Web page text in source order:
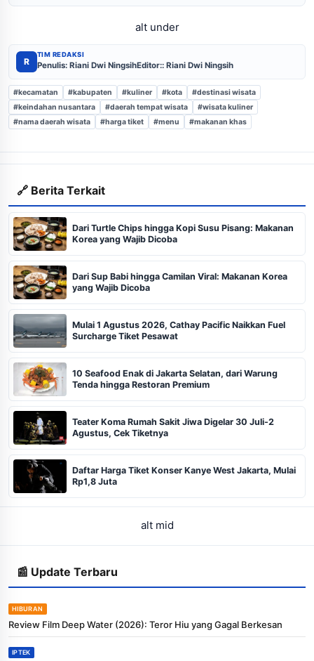
alt under
R
TIM REDAKSI
Penulis: Riani Dwi NingsihEditor:: Riani Dwi Ningsih
#kecamatan #kabupaten #kuliner #kota
#destinasi wisata
#keindahan nusantara
#daerah tempat wisata
#wisata kuliner
#nama daerah wisata
#harga tiket #menu #makanan khas
🔗 Berita Terkait
Dari Turtle Chips hingga Kopi Susu Pisang: Makanan
Korea yang Wajib Dicoba
Dari Sup Babi hingga Camilan Viral: Makanan Korea
yang Wajib Dicoba
Mulai 1 Agustus 2026, Cathay Pacific Naikkan Fuel
Surcharge Tiket Pesawat
10 Seafood Enak di Jakarta Selatan, dari Warung
Tenda hingga Restoran Premium
Teater Koma Rumah Sakit Jiwa Digelar 30 Juli-2
Agustus, Cek Tiketnya
Daftar Harga Tiket Konser Kanye West Jakarta, Mulai
Rp1,8 Juta
alt mid
📰 Update Terbaru
HIBURAN
Review Film Deep Water (2026): Teror Hiu yang Gagal Berkesan
IPTEK